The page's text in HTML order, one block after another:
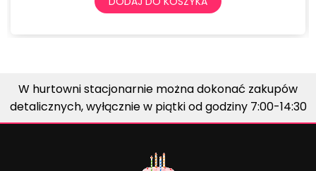
W hurtowni stacjonarnie można dokonać zakupów
detalicznych, wyłącznie w piątki od godziny 7:00-14:30